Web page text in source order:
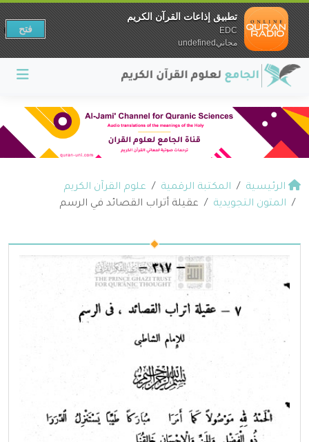
الرئيسية المكتبة الرقمية
علوم القرآن الكريم
المتون التجويدية
عقيلة أتراب القصائد في الرسم
تطبيق إذاعات القرآن الكريم
EDC
مجانيundefined
فتح